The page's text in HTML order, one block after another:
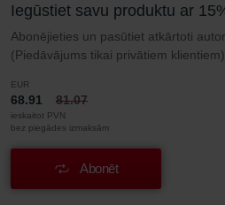
Iegūstiet savu produktu ar
Abonējieties un pasūtiet atkārtoti
(Piedāvājums tikai privātiem klientiem)
EUR
68.91 81.07
ieskaitot PVN
bez piegādes izmaksām
Abonēt